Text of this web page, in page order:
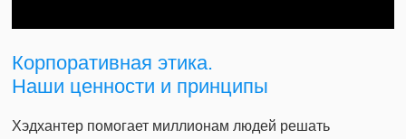
Корпоративная этика.
Наши ценности и принципы
Хэдхантер помогает миллионам людей решать